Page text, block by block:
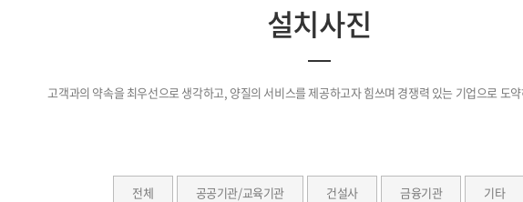
설치사진
고객과의 약속을 최우선으로 생각하고, 양질의 서비스를 제공하고자 힘쓰며 경쟁력 있는 기업으로 도
전체 공공기관/교육기관 건설사 금융기관 기타